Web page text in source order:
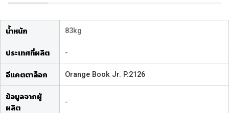
น้ำหนัก 83kg
ประเทศที่ผลิต -
อีแคตตาล็อก Orange Book Jr. P.2126
ข้อมูลจากผู้
ผลิต
-